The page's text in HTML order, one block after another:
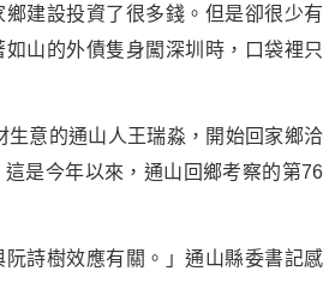
建設投資了很多錢。但是卻很少有
山的外債隻身闖深圳時，口袋裡只
生意的通山人王瑞淼，開始回家鄉洽
是今年以來，通山回鄉考察的第76
阮詩樹效應有關。」通山縣委書記感